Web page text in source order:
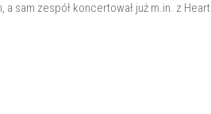
sam zespół koncertował już m.in. z Heart